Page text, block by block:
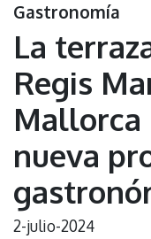
Gastronomía
La
Regis
Mallorca
nueva
2-julio-2024